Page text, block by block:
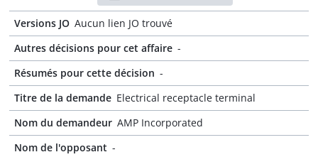
Versions JO Aucun lien JO trouvé
Autres décisions pour cet affaire -
Résumés pour cette décision -
Titre de la demande Electrical receptacle terminal
Nom du demandeur AMP Incorporated
Nom de l'opposant -